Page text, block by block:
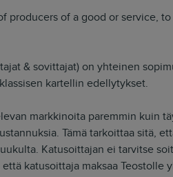
producers of a good or service, to
& sovittajat) on yhteinen
kartellin edellytykset.
markkinoita paremmin kuin
Tämä tarkoittaa sitä,
Katusoittajan ei tarvitse
katusoittaja maksaa Teostolle